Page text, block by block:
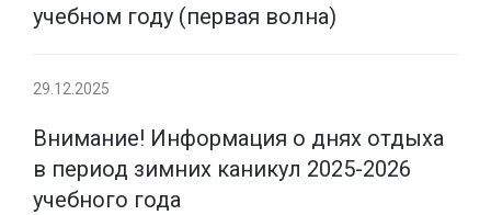
учебном году (первая волна)
29.12.2025
Внимание! Информация о днях отдыха
в период зимних каникул 2025-2026
учебного года